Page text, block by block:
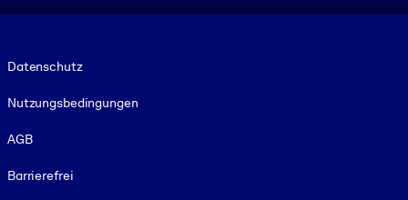
Datenschutz
Nutzungsbedingungen
AGB
Barrierefrei